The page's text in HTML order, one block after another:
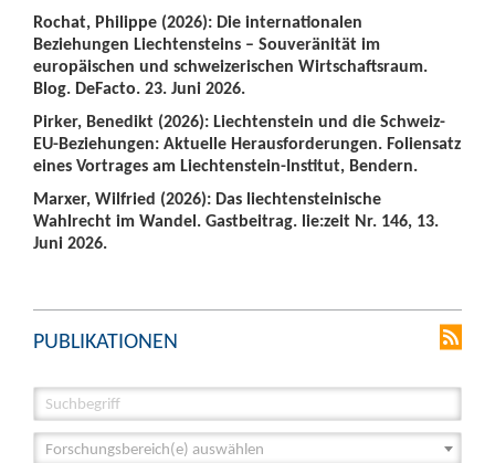
Rochat, Philippe (2026): Die internationalen
Beziehungen Liechtensteins – Souveränität im
europäischen und schweizerischen Wirtschaftsraum.
Blog. DeFacto. 23. Juni 2026.
Pirker, Benedikt (2026): Liechtenstein und die Schweiz-
EU-Beziehungen: Aktuelle Herausforderungen. Foliensatz
eines Vortrages am Liechtenstein-Institut, Bendern.
Marxer, Wilfried (2026): Das liechtensteinische
Wahlrecht im Wandel. Gastbeitrag. lie:zeit Nr. 146, 13.
Juni 2026.
PUBLIKATIONEN
Forschungsbereich(e) auswählen